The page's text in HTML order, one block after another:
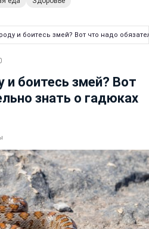
и боитесь змей? Вот что надо
и боитесь змей? Вот
знать о гадюках